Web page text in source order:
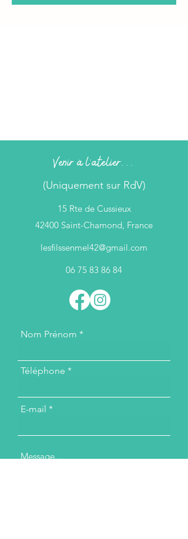
Venir à l'atelier...
(Uniquement sur RdV)
15 Rte de Cussieux
42400 Saint-Chamond, France
lesfilssenmel42@gmail.com
06 75 83 86 84
Nom Prénom
Téléphone
E-mail
Message...